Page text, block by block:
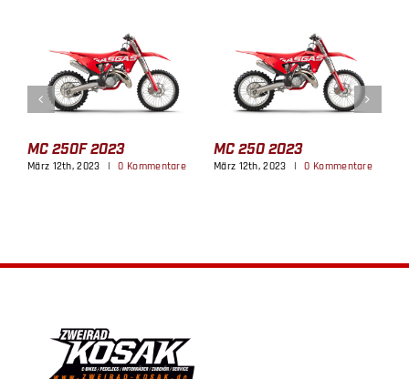
MC 125 2023
März 12th, 2023 | 0 Kommentare
MC 450F FACTORY